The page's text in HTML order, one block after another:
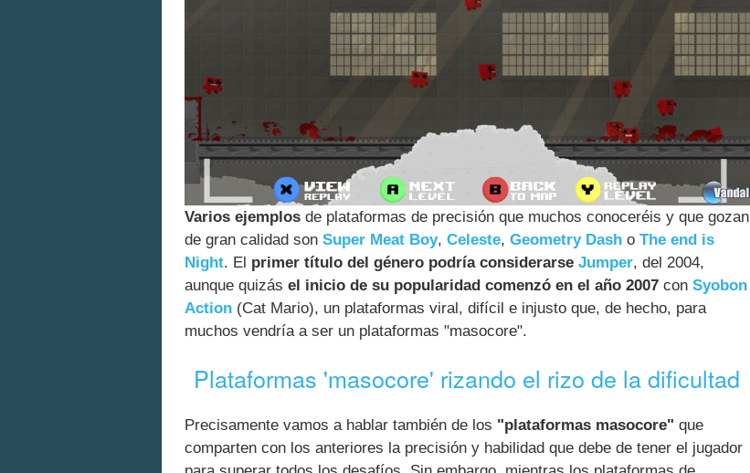
Varios ejemplos de plataformas de precisión que muchos conoceréis y que gozan
de gran calidad son Super Meat Boy, Celeste, Geometry Dash o The end is
Night. El primer título del género podría considerarse Jumper, del 2004,
aunque quizás el inicio de su popularidad comenzó en el año 2007 con Syobon
Action (Cat Mario), un plataformas viral, difícil e injusto que, de hecho, para
muchos vendría a ser un plataformas "masocore".
Plataformas 'masocore' rizando el rizo de la dificultad
Precisamente vamos a hablar también de los "plataformas masocore" que
comparten con los anteriores la precisión y habilidad que debe de tener el jugador